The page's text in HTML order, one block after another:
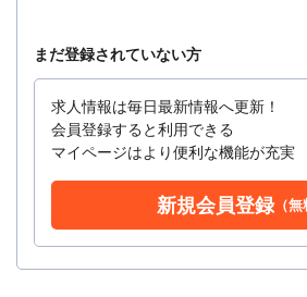
まだ登録されていない方
求人情報は毎日最新情報へ更新！
会員登録すると利用できる
マイページはより便利な機能が充実
新規会員登録（無